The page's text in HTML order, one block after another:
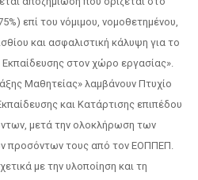
επί του νόμιμου, νομοθετημένου,
και ασφαλιστική κάλυψη για το
στον χώρο εργασίας».
Μαθητείας» λαμβάνουν Πτυχίο
και Κατάρτισης επιπέδου
μετά την ολοκλήρωση των
προσόντων τους από τον ΕΟΠΠΕΠ.
με την υλοποίηση και τη